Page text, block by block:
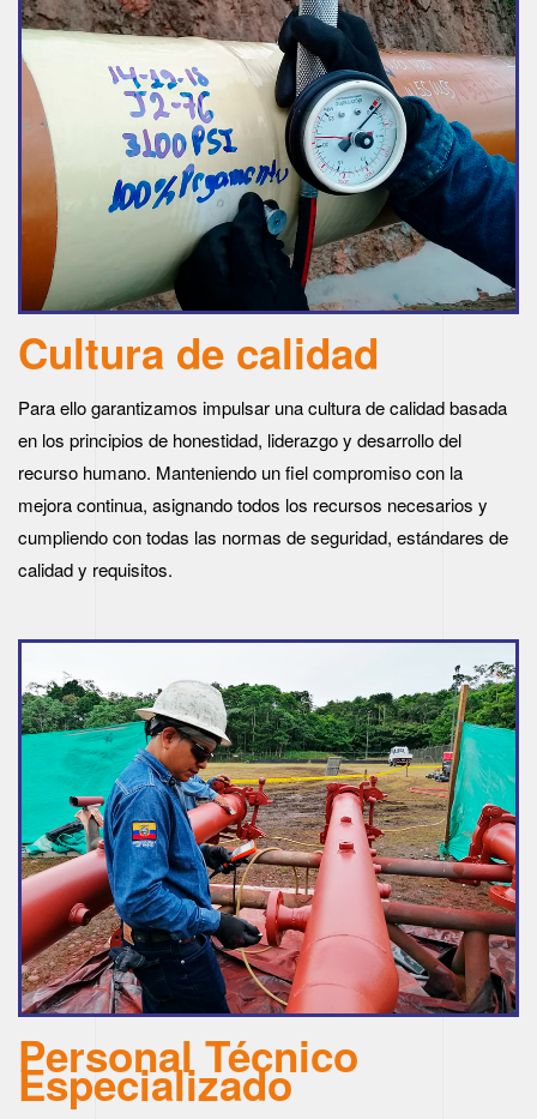
Cultura de calidad
Para ello garantizamos impulsar una cultura de calidad basada
en los principios de honestidad, liderazgo y desarrollo del
recurso humano. Manteniendo un fiel compromiso con la
mejora continua, asignando todos los recursos necesarios y
cumpliendo con todas las normas de seguridad, estándares de
calidad y requisitos.
Personal Técnico
Especializado